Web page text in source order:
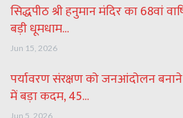
सिद्धपीठ श्री हनुमान मंदिर का 68वां
बड़ी धूमधाम…
Jun 15, 2026
पर्यावरण संरक्षण को जनआंदोलन
में बड़ा कदम, 45…
Jun 5, 2026